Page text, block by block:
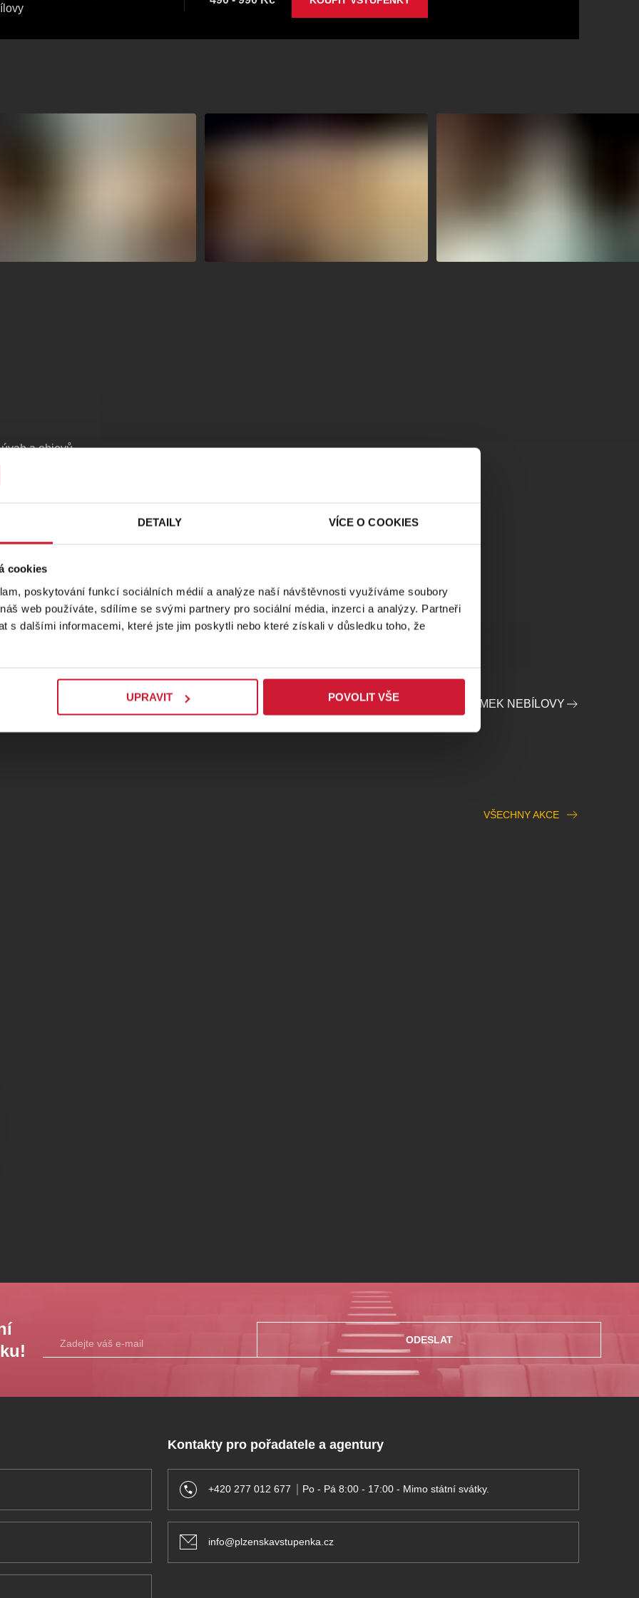
DETAILY VÍCE O COOKIES
cookies
poskytování funkcí sociálních médií a analýze naší návštěvnosti využíváme soubory
web používáte, sdílíme se svými partnery pro sociální média, inzerci a analýzy. Partneři
s dalšími informacemi, které jste jim poskytli nebo které získali v důsledku toho, že
UPRAVIT POVOLIT VŠE
a objevů.
či
zjistily, zda je
mnoha
hledání
Státní zámek Nebílovy
Nebílovy 1, Nebílovy
PROFIL POŘADATELE STÁTNÍ ZÁMEK NEBÍLOVY
VŠECHNY AKCE
ODESLAT
Kontakty pro pořadatele a agentury
+420 277 012 677 Po - Pá 8:00 - 17:00 - Mimo státní svátky.
info@plzenskavstupenka.cz